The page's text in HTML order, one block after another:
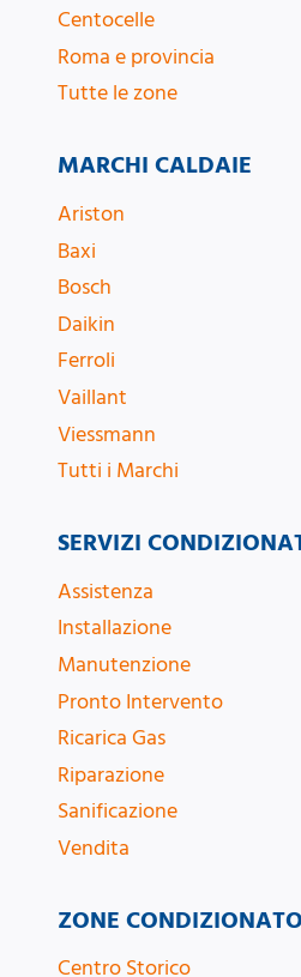
Centocelle
Roma e provincia
Tutte le zone
MARCHI CALDAIE
Ariston
Baxi
Bosch
Daikin
Ferroli
Vaillant
Viessmann
Tutti i Marchi
ZONE
Centro Storico
SERVIZI
Assistenza
Installazione
Manutenzione
Pronto Intervento
Ricarica Gas
Riparazione
Sanificazione
Vendita